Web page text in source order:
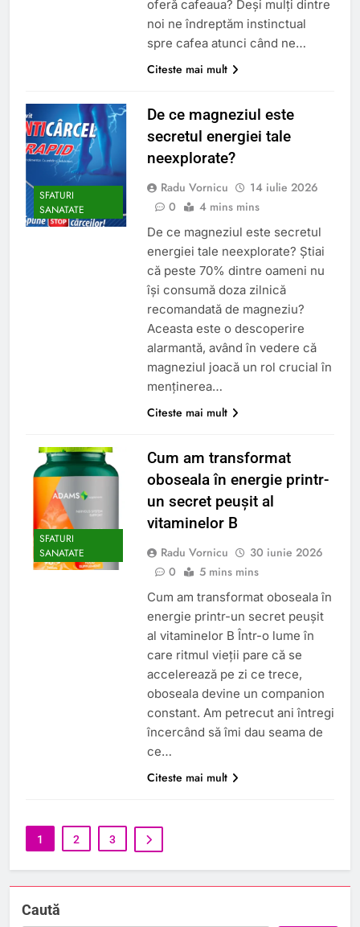
oferă cafeaua? Deși mulți dintre
noi ne îndreptăm instinctual
spre cafea atunci când ne…
Citeste mai mult
SFATURI
SANATATE
De ce magneziul este
secretul energiei tale
neexplorate?
Radu Vornicu
14 iulie 2026
0
4 mins mins
De ce magneziul este secretul
energiei tale neexplorate? Știai
că peste 70% dintre oameni nu
își consumă doza zilnică
recomandată de magneziu?
Aceasta este o descoperire
alarmantă, având în vedere că
magneziul joacă un rol crucial în
menținerea…
Citeste mai mult
SFATURI
SANATATE
Cum am transformat
oboseala în energie printr-
un secret peușit al
vitaminelor B
Radu Vornicu
30 iunie 2026
0
5 mins mins
Cum am transformat oboseala în
energie printr-un secret peușit
al vitaminelor B Într-o lume în
care ritmul vieții pare că se
accelerează pe zi ce trece,
oboseala devine un companion
constant. Am petrecut ani întregi
încercând să îmi dau seama de
ce…
Citeste mai mult
1 2 3
Caută